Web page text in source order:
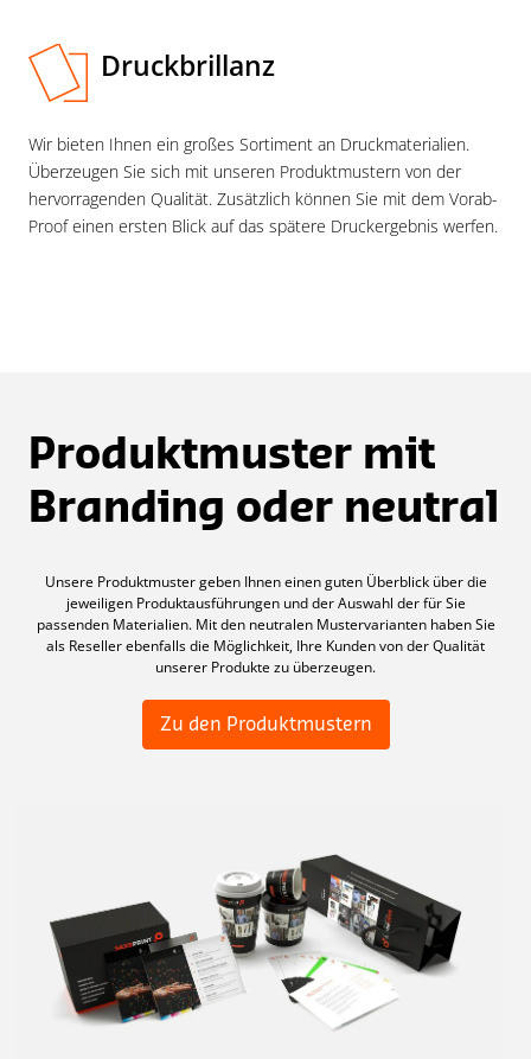
Druckbrillanz
Wir bieten Ihnen ein großes Sortiment an Druck­materialien.
Über­zeugen Sie sich mit unseren Produkt­mustern von der
hervorragenden Qualität. Zusätzlich können Sie mit dem Vorab-
Proof einen ersten Blick auf das spätere Druck­ergebnis werfen.
Produktmuster mit
Branding oder neutral
Unsere Produktmuster geben Ihnen einen guten Überblick über die
jeweiligen Produktausführungen und der Auswahl der für Sie
passenden Materialien. Mit den neutralen Mustervarianten haben Sie
als Reseller ebenfalls die Möglichkeit, Ihre Kunden von der Qualität
unserer Produkte zu überzeugen.
Zu den Produktmustern